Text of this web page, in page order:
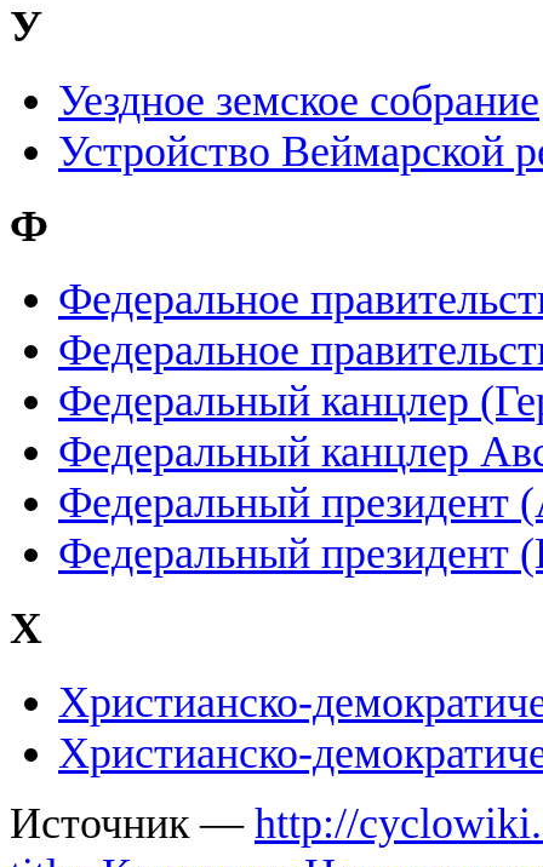
У
Уездное земское собрание
Устройство Веймарской
Ф
Федеральное
Федеральное
Федеральный канцлер
Федеральный канцлер
Федеральный президент
Федеральный президент
Х
Христианско-
Христианско-
Источник — http://